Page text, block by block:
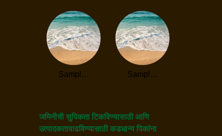
Sampl… Sampl…
जमिनीची सुपिकता टिकविण्यासाठी आणि
उत्पादकतावाढविण्यासाठी कडधान्य पिकांना